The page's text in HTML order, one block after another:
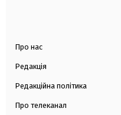
Про нас
Редакція
Редакційна політика
Про телеканал